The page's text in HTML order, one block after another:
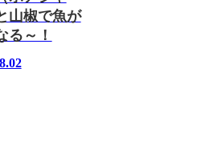
山椒で魚が
る～！